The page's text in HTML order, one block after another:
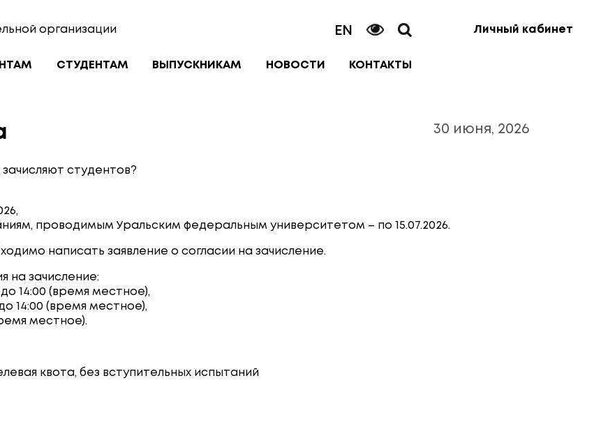
организации EN
СТУДЕНТАМ ВЫПУСКНИКАМ НОВОСТИ КОНТАКТЫ
Личный кабинет
30 июня, 2026
студентов?
проводимым Уральским федеральным университетом – по 15.07.2026.
написать заявление о согласии на зачисление.
на зачисление:
14:00 (время местное),
14:00 (время местное),
местное).
квота, без вступительных испытаний